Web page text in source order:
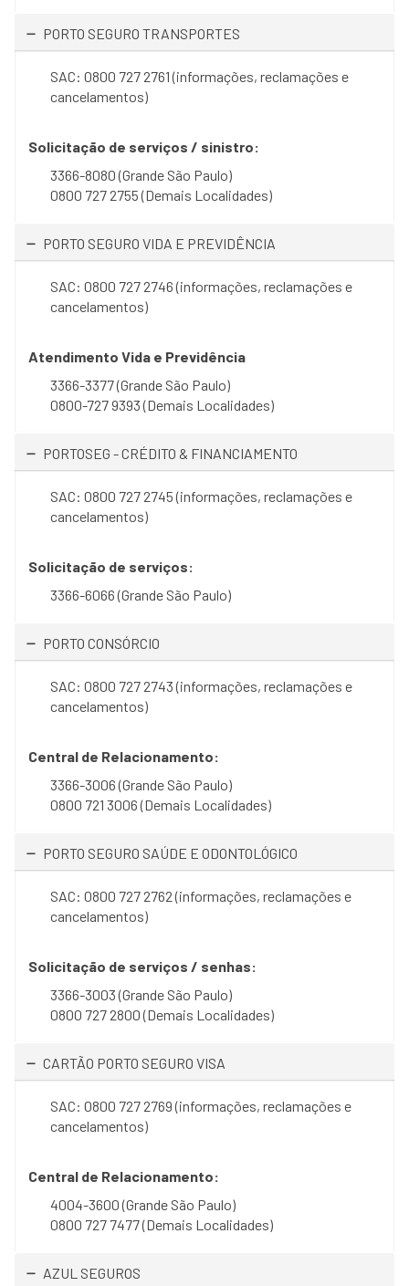
PORTO SEGURO TRANSPORTES
SAC: 0800 727 2761 (informações, reclamações e
cancelamentos)
Solicitação de serviços / sinistro:
3366-8080 (Grande São Paulo)
0800 727 2755 (Demais Localidades)
PORTO SEGURO VIDA E PREVIDÊNCIA
SAC: 0800 727 2746 (informações, reclamações e
cancelamentos)
Atendimento Vida e Previdência
3366-3377 (Grande São Paulo)
0800-727 9393 (Demais Localidades)
PORTOSEG - CRÉDITO & FINANCIAMENTO
SAC: 0800 727 2745 (informações, reclamações e
cancelamentos)
Solicitação de serviços:
3366-6066 (Grande São Paulo)
PORTO CONSÓRCIO
SAC: 0800 727 2743 (informações, reclamações e
cancelamentos)
Central de Relacionamento:
3366-3006 (Grande São Paulo)
0800 721 3006 (Demais Localidades)
PORTO SEGURO SAÚDE E ODONTOLÓGICO
SAC: 0800 727 2762 (informações, reclamações e
cancelamentos)
Solicitação de serviços / senhas:
3366-3003 (Grande São Paulo)
0800 727 2800 (Demais Localidades)
CARTÃO PORTO SEGURO VISA
SAC: 0800 727 2769 (informações, reclamações e
cancelamentos)
Central de Relacionamento:
4004-3600 (Grande São Paulo)
0800 727 7477 (Demais Localidades)
AZUL SEGUROS